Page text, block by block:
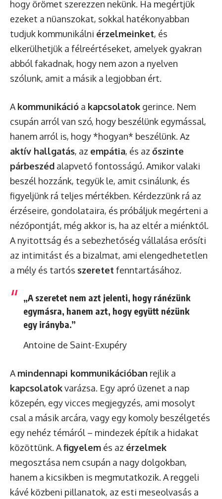
hogy örömet szerezzen nekünk. Ha megértjük
ezeket a nüanszokat, sokkal hatékonyabban
tudjuk kommunikálni érzelmeinket, és
elkerülhetjük a félreértéseket, amelyek gyakran
abból fakadnak, hogy nem azon a nyelven
szólunk, amit a másik a legjobban ért.
A kommunikáció a kapcsolatok gerince. Nem
csupán arról van szó, hogy beszélünk egymással,
hanem arról is, hogy *hogyan* beszélünk. Az
aktív hallgatás, az empátia, és az őszinte
párbeszéd alapvető fontosságú. Amikor valaki
beszél hozzánk, tegyük le, amit csinálunk, és
figyeljünk rá teljes mértékben. Kérdezzünk rá az
érzéseire, gondolataira, és próbáljuk megérteni a
nézőpontját, még akkor is, ha az eltér a miénktől.
A nyitottság és a sebezhetőség vállalása erősíti
az intimitást és a bizalmat, ami elengedhetetlen
a mély és tartós szeretet fenntartásához.
„A szeretet nem azt jelenti, hogy ránézünk
egymásra, hanem azt, hogy együtt nézünk
egy irányba.”
Antoine de Saint-Exupéry
A mindennapi kommunikációban rejlik a
kapcsolatokvarázsa. Egy apró üzenet a nap
közepén, egy vicces megjegyzés, ami mosolyt
csal a másik arcára, vagy egy komoly beszélgetés
egy nehéz témáról – mindezek építik a hidakat
közöttünk. Afigyelem és az érzelmek
megosztása nem csupán a nagy dolgokban,
hanem a kicsikben is megmutatkozik. A reggeli
kávé közbeni pillanatok, az esti meseolvasás a